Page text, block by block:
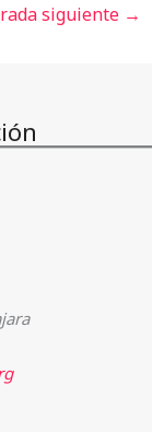
siguiente →